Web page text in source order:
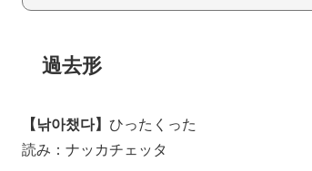
過去形
【낚아챘다】 ひったくった
読み：ナッカチェッタ